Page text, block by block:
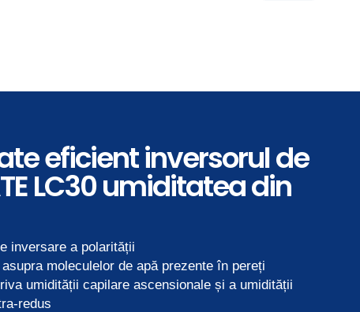
eficient inversorul de
LC30 umiditatea din
inversare a polarității
moleculelor de apă prezente în pereți
umidității capilare ascensionale și a umidității
redus